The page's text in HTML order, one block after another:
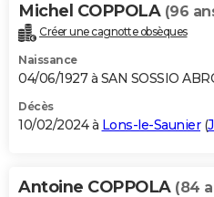
Michel COPPOLA (96
Créer une cagnotte obsèques
Naissance
04/06/1927 à SAN SOSSIO
Décès
10/02/2024 à Lons-le-Saunier(
Antoine COPPOLA (84